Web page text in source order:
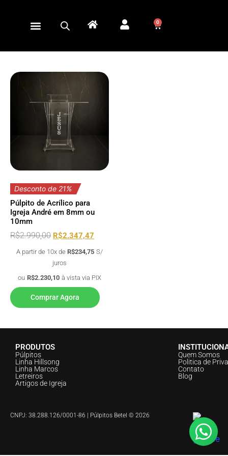
0
Desconto de 21%
Púlpito de Acrílico para
Igreja André em 8mm ou
10mm
R$2.990,00 R$2.347,47
A partir de 10x de R$234,75 S/
juros
ou R$2.230,10 à vista via PIX
Comprar Agora
PRODUTOS
Púlpitos
Linha Hillsong
Linha Marcos
Letreiros
Artigos de Igreja
Quem Somos
Politica de
Contato
Blog
CNPJ: 38.288.126/0001-86 | Púlpitos Betel © 2026